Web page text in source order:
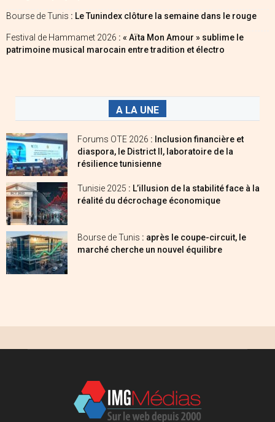
Bourse de Tunis : Le Tunindex clôture la semaine dans le rouge
Festival de Hammamet 2026 : « Aïta Mon Amour » sublime le
patrimoine musical marocain entre tradition et électro
A LA UNE
Forums OTE 2026 : Inclusion financière et
diaspora, le District II, laboratoire de la
résilience tunisienne
Tunisie 2025 : L’illusion de la stabilité face à la
réalité du décrochage économique
Bourse de Tunis : après le coupe-circuit, le
marché cherche un nouvel équilibre